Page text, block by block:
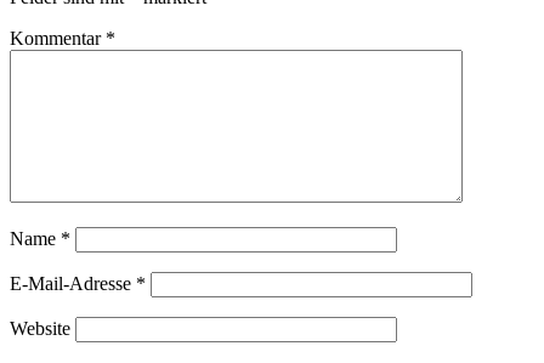
Kommentar *
Name *
E-Mail-Adresse *
Website